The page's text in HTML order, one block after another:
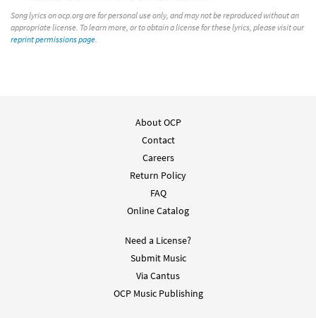
Song lyrics on ocp.org are for personal use only, and may not be reproduced without an
appropriate license. To learn more, or to obtain a license for these lyrics, please visit our
reprint permissions page.
About OCP
Contact
Careers
Return Policy
FAQ
Online Catalog
Need a License?
Submit Music
Via Cantus
OCP Music Publishing